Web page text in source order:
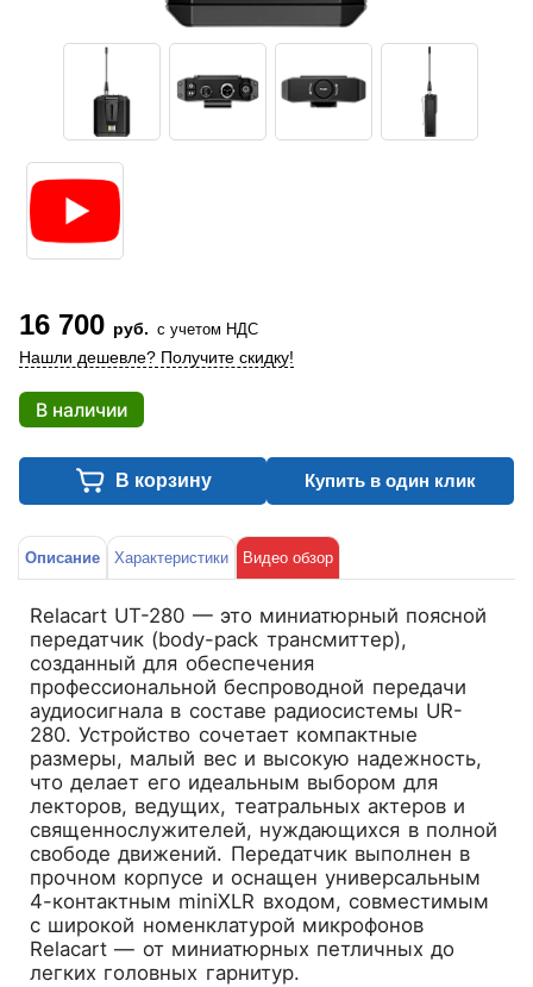
16 700 руб. с учетом НДС
Нашли дешевле? Получите скидку!
В наличии
В корзину Купить в один клик
Описание Характеристики Видео обзор
Relacart UT-280 — это миниатюрный поясной
передатчик (body-pack трансмиттер),
созданный для обеспечения
профессиональной беспроводной передачи
аудиосигнала в составе радиосистемы UR-
280. Устройство сочетает компактные
размеры, малый вес и высокую надежность,
что делает его идеальным выбором для
лекторов, ведущих, театральных актеров и
священнослужителей, нуждающихся в полной
свободе движений. Передатчик выполнен в
прочном корпусе и оснащен универсальным
4-контактным miniXLR входом, совместимым
с широкой номенклатурой микрофонов
Relacart — от миниатюрных петличных до
легких головных гарнитур.